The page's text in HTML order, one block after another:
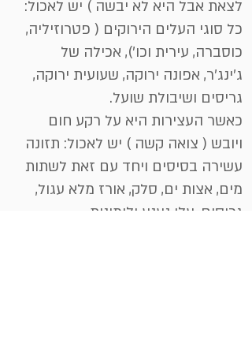
לצאת אבל היא לא יבשה ) יש לאכול:
כל סוגי העלים הירוקים ( פטרוזיליה,
כוסברה, עירית וכו'), אכילה של
ג'ינג'ר, אפונה ירוקה, שעועית ירוקה,
גריסים ושיבולת שועל.
כאשר העצירות היא על רקע חום
ויובש ( צואה קשה ) יש לאכול: תזונה
עשירה בסיסים ויחד עם זאת לשתות
מים, אצות ים, סלק, אורז מלא עגול,
גריסים, עלי נענע ולימונית.